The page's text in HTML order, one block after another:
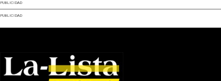
PUBLICIDAD
PUBLICIDAD